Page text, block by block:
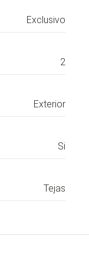
Exclusivo
2
Exterior
Si
Tejas